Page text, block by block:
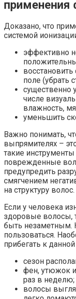
применения
Доказано, что
системой
эффективно
поле (убрать
существенно
числе
влажность,
уменьшить
Важно понимать,
выпрямителях –
такие
поврежденные
предупредить
смягчением
на структуру волос.
Если у человека
здоровые волосы,
быть незаметным.
пользоваться.
прибегать к
сезон
фен, утюжок
раз в неделю;
волосы